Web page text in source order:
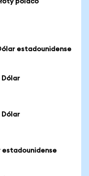
polaco
estadounidense
Dólar
Dólar
estadounidense